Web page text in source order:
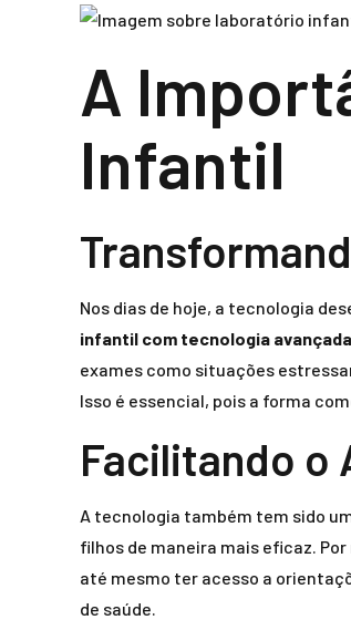
A
Infantil
Nos dias de hoje, a tecnologia
infantil com tecnologia avançada
exames como situações
Isso é essencial, pois a forma
Facilitando o
A tecnologia também tem sido
filhos de maneira mais eficaz.
até mesmo ter acesso a
de saúde.